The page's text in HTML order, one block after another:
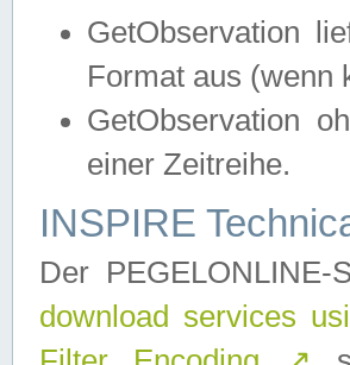
GetObservation
Format aus (wenn
GetObservation
einer Zeitreihe.
INSPIRE
Der
download services